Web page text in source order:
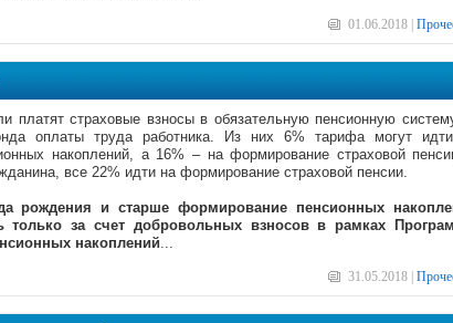
01.06.2018 |
платят страховые взносы в обязательную пенсионную
оплаты труда работника. Из них 6% тарифа могут
накоплений, а 16% – на формирование страховой
все 22% идти на формирование страховой пенсии.
рождения и старше формирование пенсионных
только за счет добровольных взносов в рамках
накоплений...
31.05.2018 |